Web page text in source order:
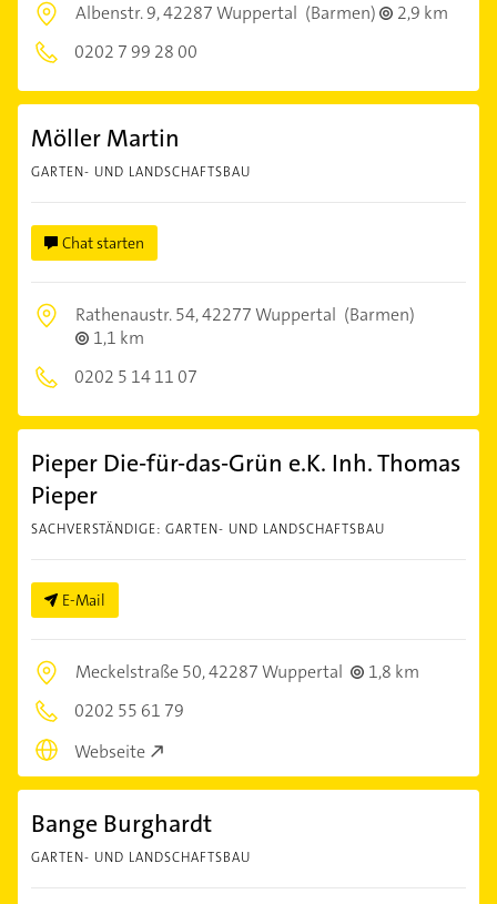
Albenstr. 9,42287 Wuppertal (Barmen)
2,9 km
0202 7 99 28 00
Möller Martin
GARTEN- UND LANDSCHAFTSBAU
Chat starten
Rathenaustr. 54,42277 Wuppertal (Barmen)
1,1 km
0202 5 14 11 07
Pieper Die-für-das-Grün e.K. Inh. Thomas
Pieper
SACHVERSTÄNDIGE: GARTEN- UND LANDSCHAFTSBAU
E-Mail
Meckelstraße 50,42287 Wuppertal
1,8 km
0202 55 61 79
Webseite
Bange Burghardt
GARTEN- UND LANDSCHAFTSBAU